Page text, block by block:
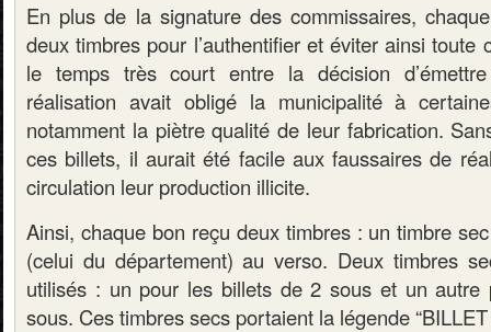
En plus de la signature des commissaires,
deux timbres pour l’authentifier et éviter ainsi toute
le temps très court entre la décision
réalisation avait obligé la municipalité à
notamment la piètre qualité de leur fabrication.
ces billets, il aurait été facile aux faussaires de
circulation leur production illicite.
Ainsi, chaque bon reçu deux timbres : un timbre
(celui du département) au verso. Deux timbres
utilisés : un pour les billets de 2 sous et un
sous. Ces timbres secs portaient la légende